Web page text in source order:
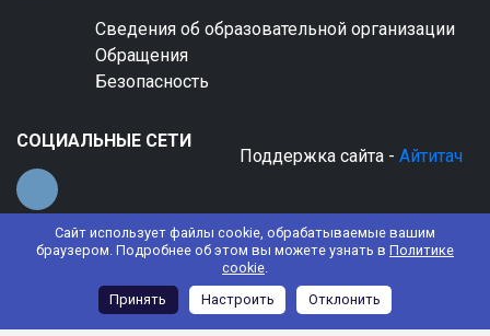
Сайт использует файлы cookie, обрабатываемые вашим
браузером. Подробнее об этом вы можете узнать в Политике
cookie.
Принять
Настроить Отклонить
Сведения об образовательной организации
Обращения
Безопасность
СОЦИАЛЬНЫЕ СЕТИ
Поддержка сайта - Айтитач
© 2022 АНО ДО "Планета детства "Лада"